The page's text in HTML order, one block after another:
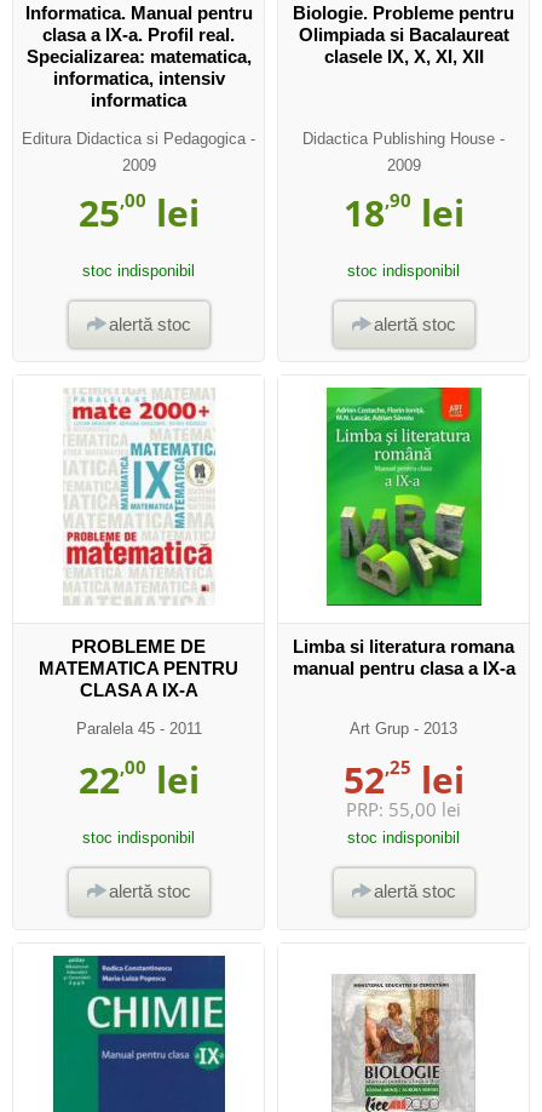
Informatica. Manual pentru
clasa a IX-a. Profil real.
Specializarea: matematica,
informatica, intensiv
informatica
Editura Didactica si Pedagogica -
2009
25,00 lei
stoc indisponibil
alertă stoc
Biologie. Probleme pentru
Olimpiada si Bacalaureat
clasele IX, X, XI, XII
Didactica Publishing House -
2009
18,90 lei
stoc indisponibil
alertă stoc
PROBLEME DE
MATEMATICA PENTRU
CLASA A IX-A
Paralela 45- 2011
22,00 lei
stoc indisponibil
alertă stoc
Limba si literatura romana
manual pentru clasa a IX-a
Art Grup - 2013
52,25 lei
PRP: 55,00 lei
stoc indisponibil
alertă stoc